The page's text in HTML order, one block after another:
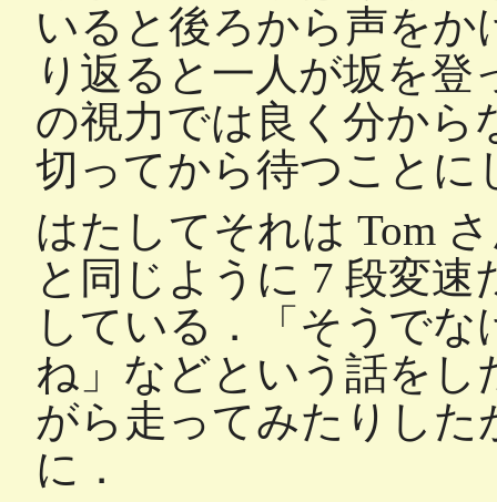
いると後ろから声を
り返ると一人が坂を
の視力では良く分から
切ってから待つことに
はたしてそれは Tom
と同じように 7 段変速
している．「そうで
ね」などという話を
がら走ってみたりした
に．